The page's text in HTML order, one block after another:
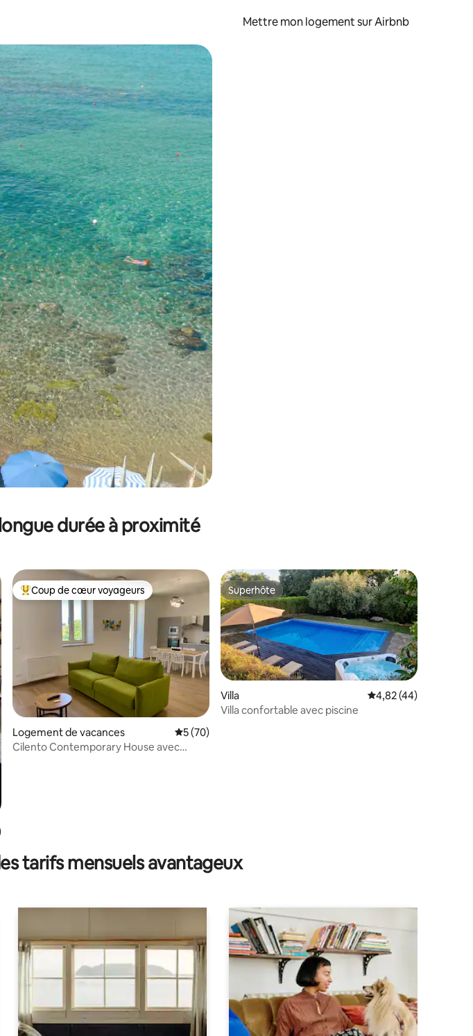
Mettre mon logement sur Airbnb
parcourir ou en appuyant et en faisant glisser.
durée à proximité
sur 5
moyenne sur la base de 5 commentaires : 5 sur 5
Coups de cœur voyageurs les plus appréciés
Coup de cœur voyageurs
Logement de vacances Évaluation moyenne sur la base de 70 commentaires : 5 sur 5
5 (70)
Cilento Contemporary House avec
Superhôte
Superhôte
Villa Évaluation moyenne
4,82 (44)
Villa confortable avec piscine
tarifs mensuels avantageux